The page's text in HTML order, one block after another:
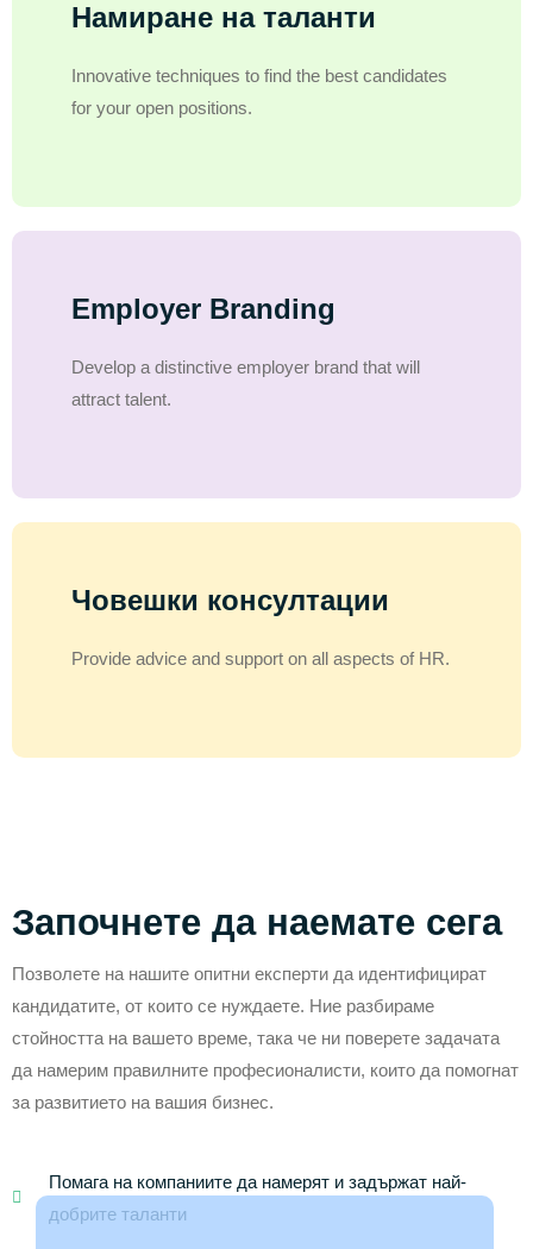
Намиране на таланти
Innovative techniques to find the best candidates
for your open positions.
Employer Branding
Develop a distinctive employer brand that will
attract talent.
Човешки консултации
Provide advice and support on all aspects of HR.
Започнете да наемате сега
Позволете на нашите опитни експерти да идентифицират
кандидатите, от които се нуждаете. Ние разбираме
стойността на вашето време, така че ни поверете задачата
да намерим правилните професионалисти, които да помогнат
за развитието на вашия бизнес.
Помага на компаниите да намерят и задържат най-
добрите таланти